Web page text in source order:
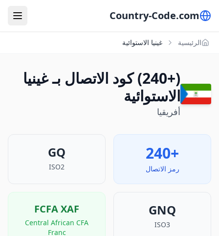
Country-Code.com
الرئيسية غينيا الاستوائية
(+240) كود الاتصال بـ غينيا
الاستوائية
أفريقيا
+240
رمز الاتصال
GQ
ISO2
GNQ
ISO3
FCFAXAF
Central African CFA
Franc